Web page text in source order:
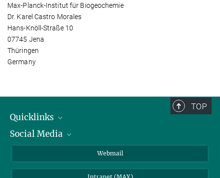
Max-Planck-Institut für Biogeochemie
Dr. Karel Castro Morales
Hans-Knöll-Straße 10
07745 Jena
Thüringen
Germany
TOP
Quicklinks
IMPRS Graduiertenschule
Social Media
Webmail